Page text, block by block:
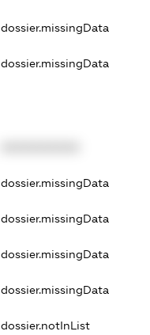
dossier.missingData
dossier.missingData
dossier.missingData
dossier.missingData
dossier.missingData
dossier.missingData
dossier.notInList